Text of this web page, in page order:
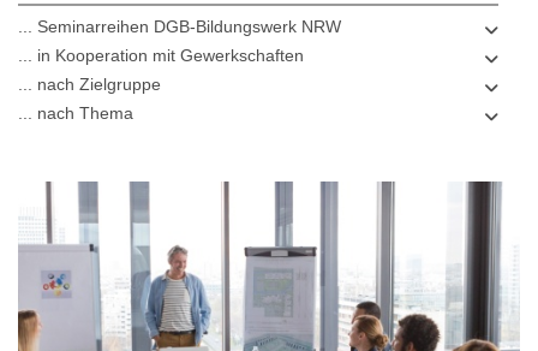
... Seminarreihen DGB-Bildungswerk NRW
... in Kooperation mit Gewerkschaften
... nach Zielgruppe
... nach Thema